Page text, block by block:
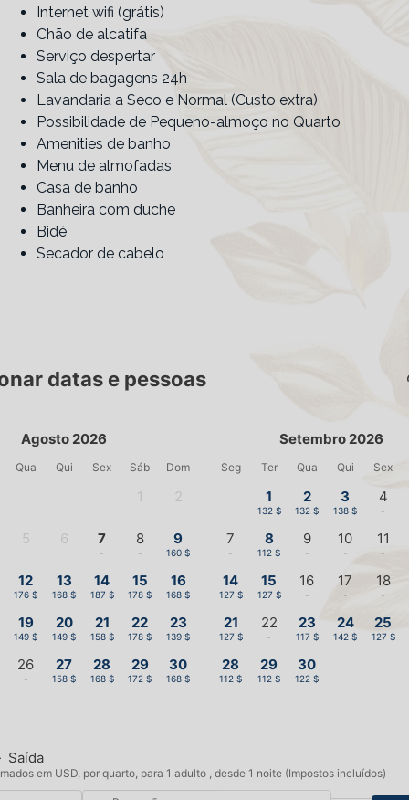
Internet wifi (grátis)
Chão de alcatifa
Serviço despertar
Sala de bagagens 24h
Lavandaria a Seco e Normal (Custo extra)
Possibilidade de Pequeno-almoço no Quarto
Amenities de banho
Menu de almofadas
Casa de banho
Banheira com duche
Bidé
Secador de cabelo
datas e pessoas
Agosto 2026
Qua Qui Sex Sáb Dom
1 2
5 6 7
-
8
-
9
160 $
12
176 $
13
168 $
14
187 $
15
178 $
16
168 $
19
149 $
20
149 $
21
158 $
22
178 $
23
139 $
26
-
27
158 $
28
168 $
29
172 $
30
168 $
Setembro 2026
Seg Ter Qua Qui Sex
1
132 $
2
132 $
3
138 $
4
-
7
-
8
112 $
9
-
10
-
11
-
14
127 $
15
127 $
16
-
17
-
18
-
21
127 $
22
-
23
117 $
24
142 $
25
127 $
28
112 $
29
112 $
30
122 $
Saída
em USD, por quarto, para 1 adulto , desde 1 noite (Impostos incluídos)